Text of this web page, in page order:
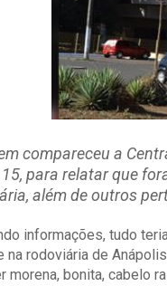
compareceu a
para relatar que
além de outros
informações, tudo
na rodoviária de
morena, bonita, cabelo